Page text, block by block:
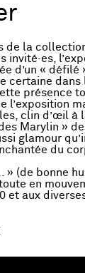
de la
invité·es,
d’un « défilé
certaine dans
présence
l’exposition
clin d’œil à
Marylin »
glamour
du
» (de bonne
en
et aux